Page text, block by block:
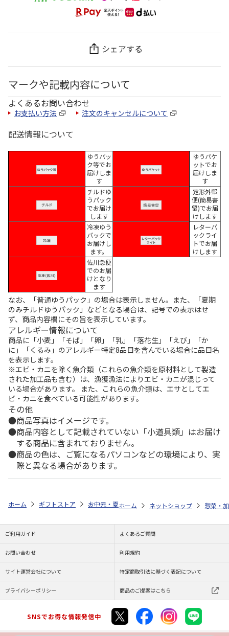
シェアする
マークや記載内容について
よくあるお問い合わせ
お支払い方法 注文のキャンセルについて
配送情報について
ゆうパッ
ク等でお
届けしま
す
ゆうパケ
ットでお
届けしま
す
チルドゆ
うパック
でお届け
します
定形外郵
便(簡易書
留)でお届
けします
冷凍ゆう
パックで
お届けし
ます。
レターパ
ックライ
トでお届
けします
佐川急便
でのお届
けとなり
ます
なお、「普通ゆうパック」の場合は表示しません。また、「夏期
のみチルドゆうパック」などとなる場合は、記号での表示はせ
ず、商品内容欄にその旨を表示しています。
アレルギー情報について
商品に「小麦」「そば」「卵」「乳」「落花生」「えび」「か
に」「くるみ」のアレルギー特定8品目を含んでいる場合に品目名
を表示します。
※エビ・カニを除く魚介類（これらの魚介類を原材料として製造
された加工品も含む）は、漁獲漁法によりエビ・カニが混じって
いる場合があります。 また、これらの魚介類は、エサとしてエ
ビ・カニを食べている可能性があります。
その他
商品写真はイメージです。
商品内容として記載されていない「小道具類」はお届け
する商品に含まれておりません。
商品の色は、ご覧になるパソコンなどの環境により、実
際と異なる場合があります。
ホーム ギフトストア お中元・夏ギフト特集 2026 ゆうゆうギフト
ホーム ネットショップ 惣菜・
ご利用ガイド よくあるご質問
お問い合わせ 利用規約
サイト運営会社について 特定商取引法に基づく表記について
プライバシーポリシー 商品のご提案はこちら
SNSでお得な情報発信中